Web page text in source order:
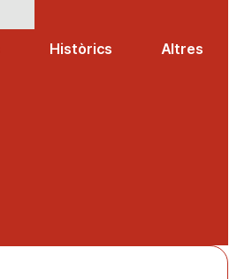
Històrics Altres